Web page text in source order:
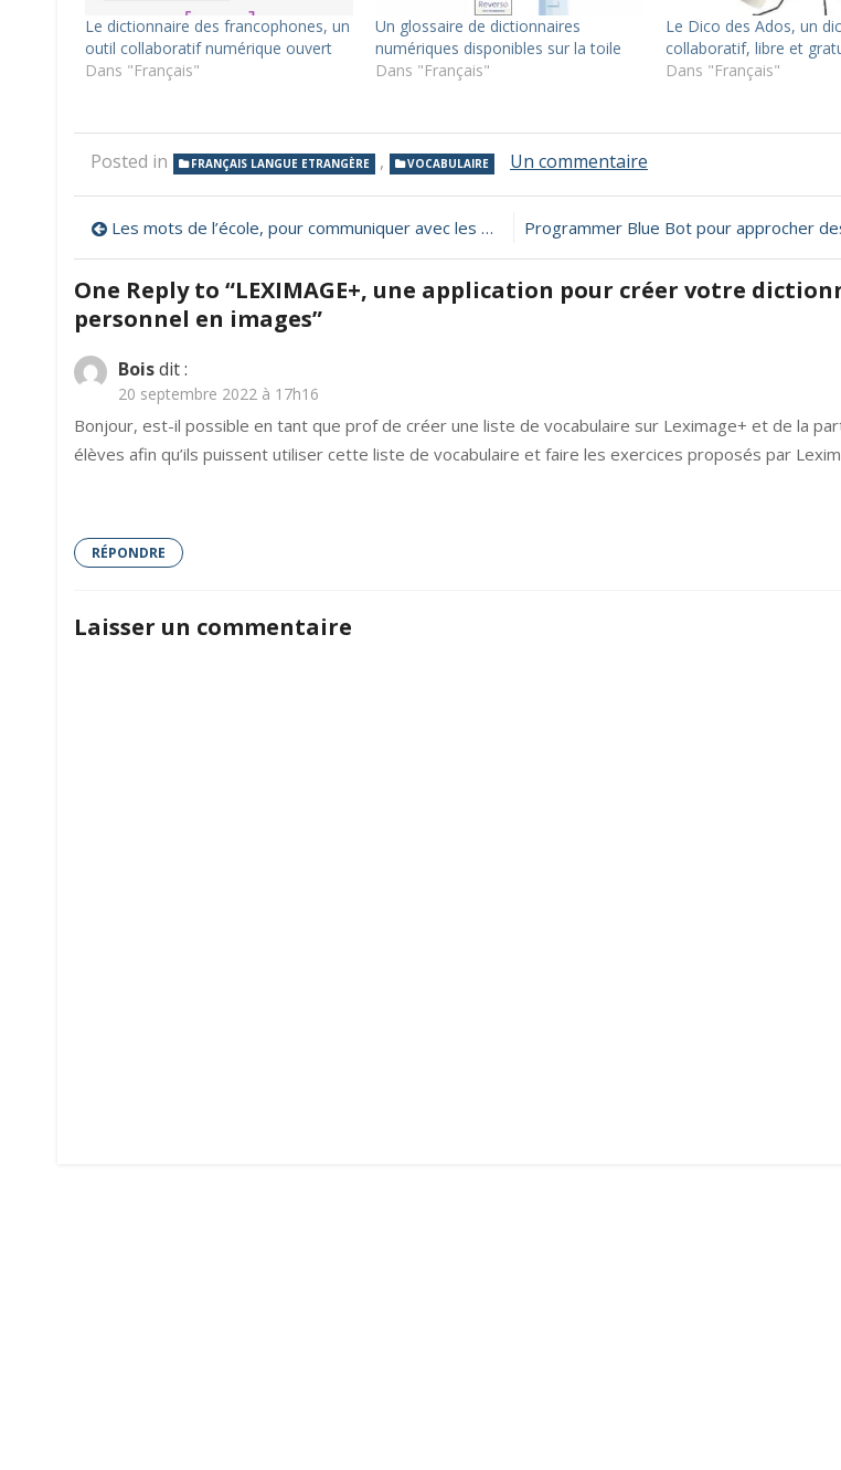
Le dictionnaire des francophones, un
outil collaboratif numérique ouvert
Dans "Français"
Un glossaire de dictionnaires
numériques disponibles sur la toile
Dans "Français"
Le Dico des Ados, un
collaboratif, libre et
Dans "Français"
Posted in FRANÇAIS LANGUE ETRANGÈRE , VOCABULAIRE Un commentaire
une
application
votre
Navigation
de
l’article
Les mots de l’école, pour communiquer avec les parents non francophones
One Reply to “LEXIMAGE+, une application pour créer votre
personnel en images”
Boisdit :
20 septembre 2022 à 17h16
Bonjour, est-il possible en tant que prof de créer une liste de vocabulaire sur Leximage+ et de la
élèves afin qu’ils puissent utiliser cette liste de vocabulaire et faire les exercices proposés par
RÉPONDRE
Laisser un commentaire